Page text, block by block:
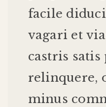
facile diduci
vagari et
castris satis
relinquere,
minus